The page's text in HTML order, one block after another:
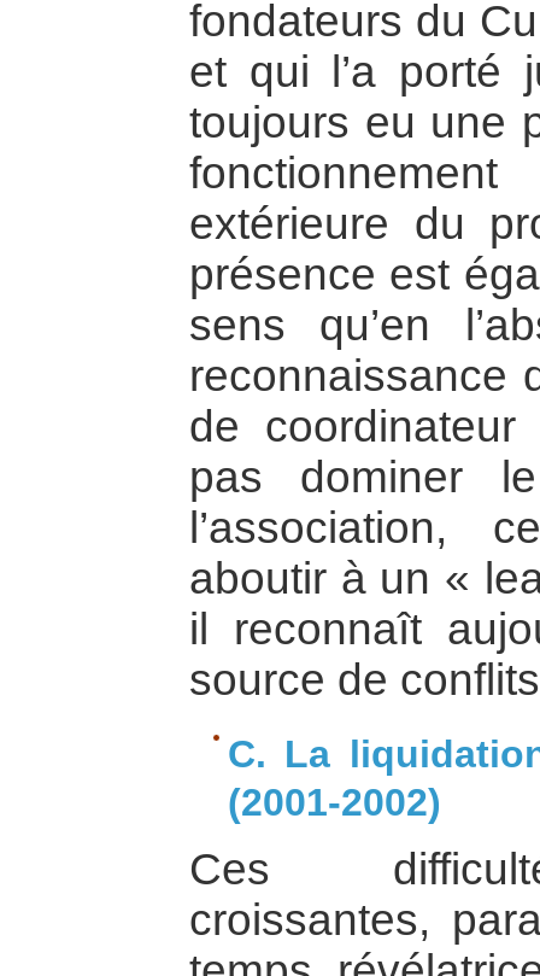
fondateurs du
et qui l’a porté
toujours eu une
extérieure du
présence est
sens qu’en
reconnaissance
de
pas dominer
l’association,
aboutir à un «
il reconnaît
source de
C. La
(2001-2002)
Ces
croissantes,